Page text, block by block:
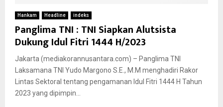
Hankam Headline indeks
Panglima TNI : TNI Siapkan Alutsista
Dukung Idul Fitri 1444 H/2023
Jakarta (mediakorannusantara.com) – Panglima TNI
Laksamana TNI Yudo Margono S.E., M.M menghadiri Rakor
Lintas Sektoral tentang pengamanan Idul Fitri 1444 H Tahun
2023 yang dipimpin...